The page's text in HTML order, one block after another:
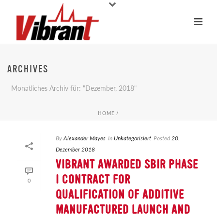
ARCHIVES
Monatliches Archiv für: "Dezember, 2018"
HOME /
0
ByAlexander Mayes In Unkategorisiert Posted20.
Dezember 2018
VIBRANT AWARDED SBIR PHASE
I CONTRACT FOR
QUALIFICATION OF ADDITIVE
MANUFACTURED LAUNCH AND